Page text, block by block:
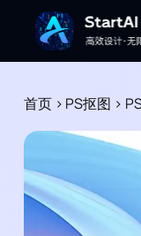
首页 > PS抠图 >